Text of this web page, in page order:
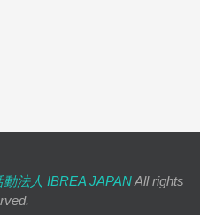
法人 IBREA JAPANAll rights